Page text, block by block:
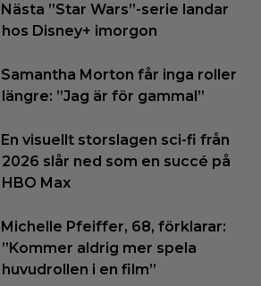
Nästa ”Star Wars”-serie landar
hos Disney+ imorgon
Samantha Morton får inga roller
längre: ”Jag är för gammal”
En visuellt storslagen sci-fi från
2026 slår ned som en succé på
HBO Max
Michelle Pfeiffer, 68, förklarar:
”Kommer aldrig mer spela
huvudrollen i en film”